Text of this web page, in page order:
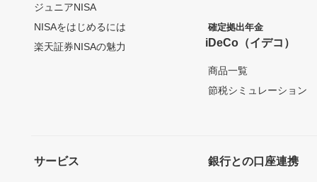
ジュニアNISA
NISAをはじめるには
楽天証券NISAの魅力
確定拠出年金
iDeCo（イデコ）
商品一覧
節税シミュレーション
サービス 銀行との口座連携